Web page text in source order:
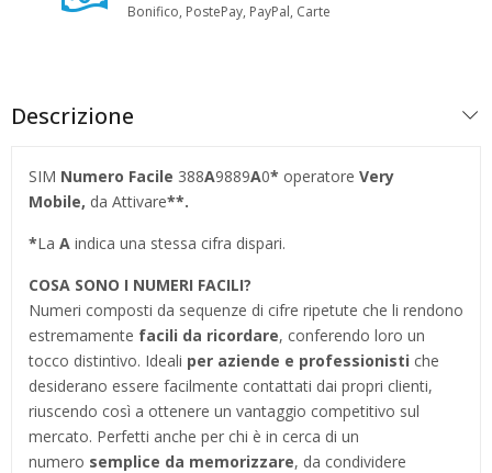
Bonifico, PostePay, PayPal, Carte
Descrizione
SIM Numero Facile 388A9889A0* operatore Very
Mobile, da Attivare**.
*La A indica una stessa cifra dispari.
COSA SONO I NUMERI FACILI?
Numeri composti da sequenze di cifre ripetute che li rendono
estremamente facili da ricordare, conferendo loro un
tocco distintivo. Ideali per aziende e professionisti che
desiderano essere facilmente contattati dai propri clienti,
riuscendo così a ottenere un vantaggio competitivo sul
mercato. Perfetti anche per chi è in cerca di un
numero semplice da memorizzare, da condividere